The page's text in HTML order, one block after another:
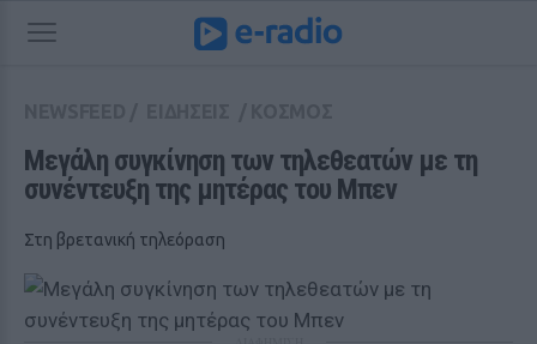
Μεγάλη συγκίνηση των τηλεθεατών με τη
συνέντευξη της μητέρας του Μπεν
Στη βρετανική τηλεόραση